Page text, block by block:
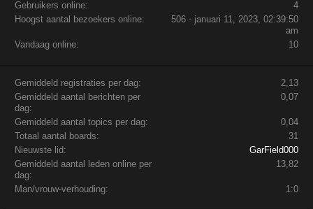
Gebruikers online:
4
Hoogst aantal bezoekers online:
506 - januari 11, 2023, 02:39:50
am
Vandaag online:
10
Gemiddeld registraties per dag:
2,13
Gemiddeld aantal berichten per
dag:
0,07
Gemiddeld aantal topics per dag:
0,04
Totaal aantal boards:
31
Nieuwste lid:
GarField000
Gemiddeld aantal leden online per
dag:
13,82
Man/vrouw-verhouding: 1:0